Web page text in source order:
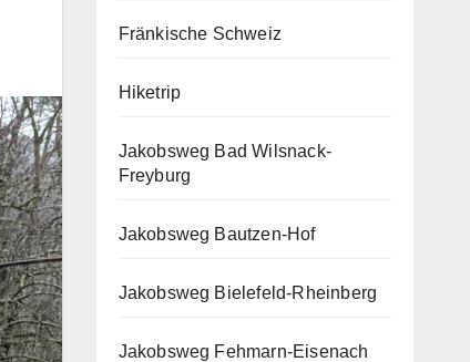
Fränkische Schweiz
Hiketrip
Jakobsweg Bad Wilsnack-
Freyburg
Jakobsweg Bautzen-Hof
Jakobsweg Bielefeld-Rheinberg
Jakobsweg Fehmarn-Eisenach